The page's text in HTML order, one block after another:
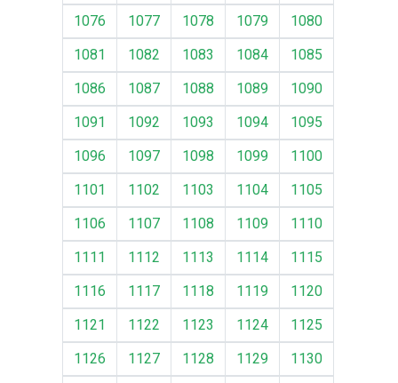
1076
1077 1078 1079
1080
1081
1082 1083 1084
1085
1086
1087 1088 1089
1090
1091
1092 1093 1094
1095
1096
1097 1098 1099
1100
1101
1102 1103 1104
1105
1106
1107 1108 1109
1110
1111
1112 1113 1114
1115
1116
1117 1118 1119
1120
1121
1122 1123 1124
1125
1126
1127 1128 1129
1130